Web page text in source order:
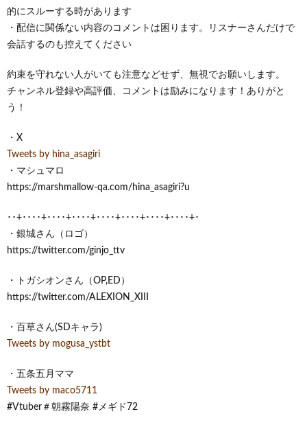
的にスルーする時があります
・配信に関係ない内容のコメントは困ります。リスナーさんだけで
会話するのも控えてください
約束を守れない人がいても注意などせず、無視でお願いします。
チャンネル登録や高評価、コメントは励みになります！ありがと
う！
・X
Tweets by hina_asagiri
・マシュマロ
https://marshmallow-qa.com/hina_asagiri?u
･･+････+････+････+････+････+････+････+･
・銀城さん（ロゴ）
https://twitter.com/ginjo_ttv
・トガシオンさん（OP,ED）
https://twitter.com/ALEXION_XIII
・百草さん(SDキャラ)
Tweets by mogusa_ystbt
・五条五月ママ
Tweets by maco5711
#Vtuber​＃朝霧陽奈 #メギド72